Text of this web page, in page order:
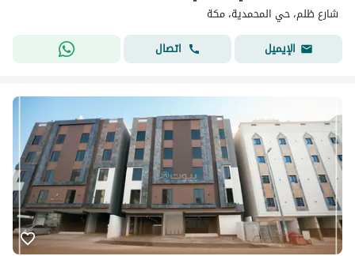
شارع ظلم، حي المحمدية، مكة
الإيميل
اتصال